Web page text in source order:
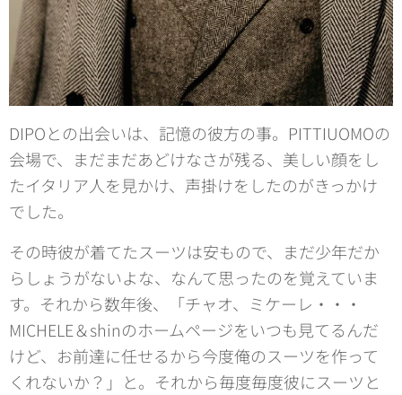
DIPOとの出会いは、記憶の彼方の事。PITTIUOMOの
会場で、まだまだあどけなさが残る、美しい顔をし
たイタリア人を見かけ、声掛けをしたのがきっかけ
でした。
その時彼が着てたスーツは安もので、まだ少年だか
らしょうがないよな、なんて思ったのを覚えていま
す。それから数年後、「チャオ、ミケーレ・・・
MICHELE＆shinのホームページをいつも見てるんだ
けど、お前達に任せるから今度俺のスーツを作って
くれないか？」と。それから毎度毎度彼にスーツと